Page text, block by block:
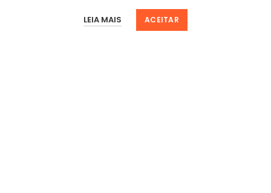
LEIA MAIS ACEITAR
Favoritos